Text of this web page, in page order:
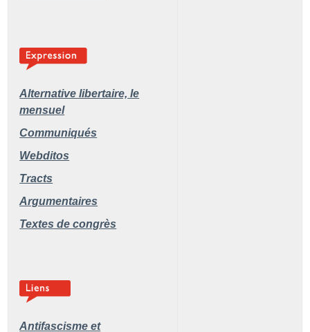
Alternative libertaire, le
mensuel
Communiqués
Webditos
Tracts
Argumentaires
Textes de congrès
Antifascisme et